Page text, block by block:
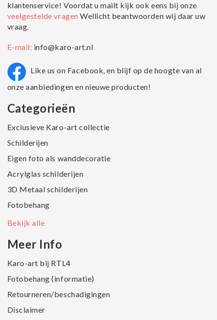
klantenservice! Voordat u mailt kijk ook eens bij onze
veelgestelde vragenWellicht beantwoorden wij daar uw
vraag.
E-mail: info@karo-art.nl
Like us on Facebook, en blijf op de hoogte van al
onze aanbiedingen en nieuwe producten!
Categorieën
Exclusieve Karo-art collectie
Schilderijen
Eigen foto als wanddecoratie
Acrylglas schilderijen
3D Metaal schilderijen
Fotobehang
Bekijk alle
Meer Info
Karo-art bij RTL4
Fotobehang (informatie)
Retourneren/beschadigingen
Disclaimer